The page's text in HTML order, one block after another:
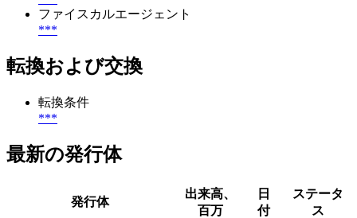
ファイスカルエージェント
***
転換および交換
転換条件
***
最新の発行体
発行体
出来高、
百万
日
付
ステータ
ス